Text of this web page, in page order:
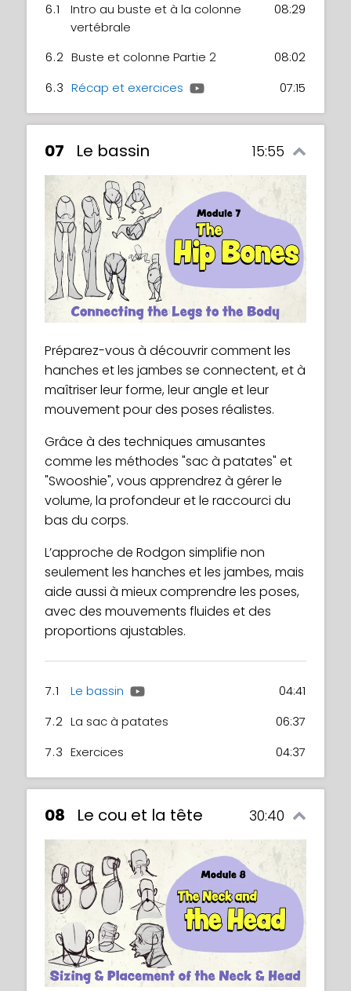
6.1
Intro au buste et à la colonne
vertébrale
08:29
6.2 Buste et colonne Partie 2
08:02
6.3 Récap et exercices 07:15
07 Le bassin 15:55
Préparez-vous à découvrir comment les
hanches et les jambes se connectent, et à
maîtriser leur forme, leur angle et leur
mouvement pour des poses réalistes.
Grâce à des techniques amusantes
comme les méthodes "sac à patates" et
"Swooshie", vous apprendrez à gérer le
volume, la profondeur et le raccourci du
bas du corps.
L’approche de Rodgon simplifie non
seulement les hanches et les jambes, mais
aide aussi à mieux comprendre les poses,
avec des mouvements fluides et des
proportions ajustables.
7.1 Le bassin
04:41
7.2 La sac à patates
06:37
7.3 Exercices 04:37
08 Le cou et la tête 30:40